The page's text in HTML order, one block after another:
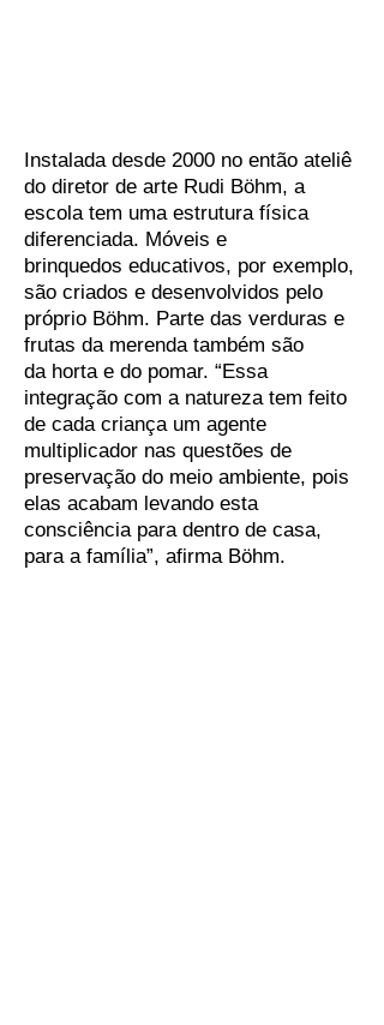
Instalada desde 2000 no então ateliê
do diretor de arte Rudi Böhm, a
escola tem uma estrutura física
diferenciada. Móveis e
brinquedos educativos, por exemplo,
são criados e desenvolvidos pelo
próprio Böhm. Parte das verduras e
frutas da merenda também são
da horta e do pomar. “Essa
integração com a natureza tem feito
de cada criança um agente
multiplicador nas questões de
preservação do meio ambiente, pois
elas acabam levando esta
consciência para dentro de casa,
para a família”, afirma Böhm.